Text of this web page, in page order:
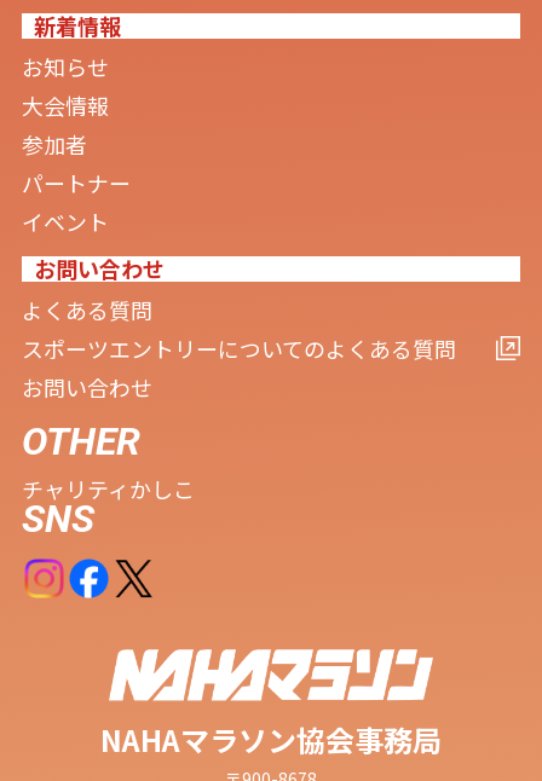
新着情報
お知らせ
大会情報
参加者
パートナー
イベント
お問い合わせ
よくある質問
スポーツエントリーについてのよくある質問
お問い合わせ
OTHER
チャリティかしこ
SNS
NAHAマラソン協会事務局